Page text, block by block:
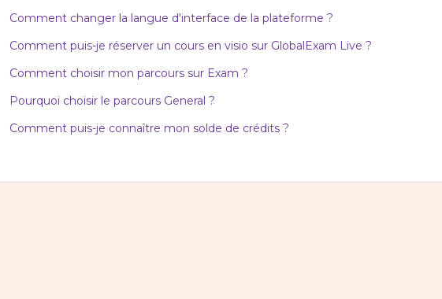
Comment changer la langue d'interface de la plateforme ?
Comment puis-je réserver un cours en visio sur GlobalExam Live ?
Comment choisir mon parcours sur Exam ?
Pourquoi choisir le parcours General ?
Comment puis-je connaître mon solde de crédits ?